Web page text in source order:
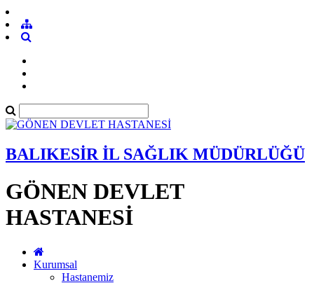
BALIKESİR İL SAĞLIK MÜDÜRLÜĞÜ
GÖNEN DEVLET
HASTANESİ
Kurumsal
Hastanemiz